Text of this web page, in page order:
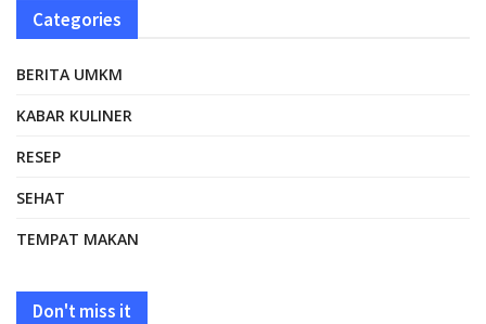
Categories
BERITA UMKM
KABAR KULINER
RESEP
SEHAT
TEMPAT MAKAN
Don't miss it